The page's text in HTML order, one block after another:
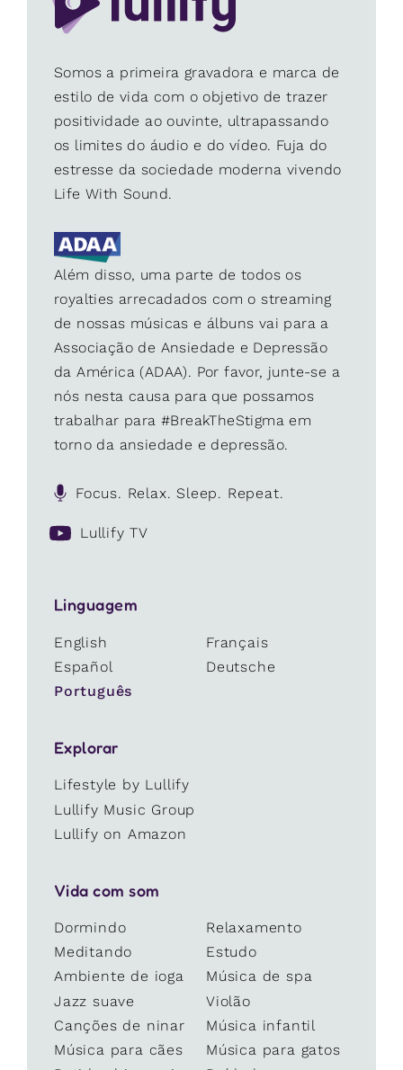
Somos a primeira gravadora e marca de
estilo de vida com o objetivo de trazer
positividade ao ouvinte, ultrapassando
os limites do áudio e do vídeo. Fuja do
estresse da sociedade moderna vivendo
Life With Sound.
Além disso, uma parte de todos os
royalties arrecadados com o streaming
de nossas músicas e álbuns vai para a
Associação de Ansiedade e Depressão
da América (ADAA). Por favor, junte-se a
nós nesta causa para que possamos
trabalhar para #BreakTheStigma em
torno da ansiedade e depressão.
Focus. Relax. Sleep. Repeat.
Lullify TV
Linguagem
English
Français
Español
Deutsche
Português
Explorar
Lifestyle by Lullify
Lullify Music Group
Lullify on Amazon
Vida com som
Dormindo
Relaxamento
Meditando
Estudo
Ambiente de ioga
Música de spa
Jazz suave
Violão
Canções de ninar
Música infantil
Música para cães
Música para gatos